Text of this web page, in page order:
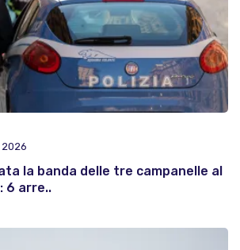
2026
la banda delle tre campanelle al
6 arre..